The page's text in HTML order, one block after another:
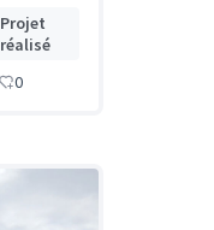
Projet
réalisé
0